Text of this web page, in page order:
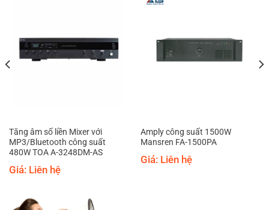
Tăng âm số liền Mixer với
MP3/Bluetooth công suất
480W TOA A-3248DM-AS
Giá: Liên hệ
Amply công suất 1500W
Mansren FA-1500PA
Giá: Liên hệ